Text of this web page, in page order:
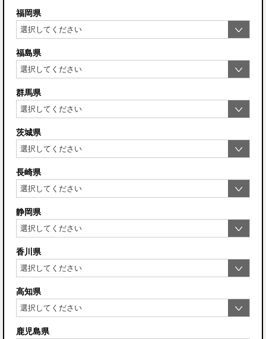
福岡県
福島県
群馬県
茨城県
長崎県
静岡県
香川県
高知県
鹿児島県